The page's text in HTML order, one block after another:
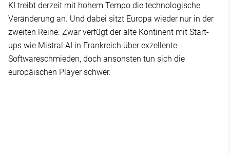
KI treibt derzeit mit hohem Tempo die technologische
Veränderung an. Und dabei sitzt Europa wieder nur in der
zweiten Reihe. Zwar verfügt der alte Kontinent mit Start-
ups wie Mistral AI in Frankreich über exzellente
Softwareschmieden, doch ansonsten tun sich die
europäischen Player schwer.